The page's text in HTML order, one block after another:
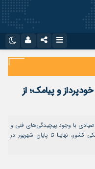
تلگرام
ایتا
اپلیکیشن
و پیامک؛ از
با وجود پیچیدگی‌های فنی و
نهایتا تا پایان شهریور در